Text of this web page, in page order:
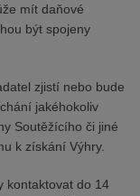
mít daňové
být spojeny
zjistí nebo bude
jakéhokoliv
Soutěžícího či jiné
k získání Výhry.
kontaktovat do 14